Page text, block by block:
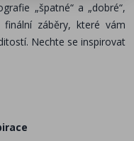
„špatné“ a „dobré“,
záběry, které vám
Nechte se inspirovat